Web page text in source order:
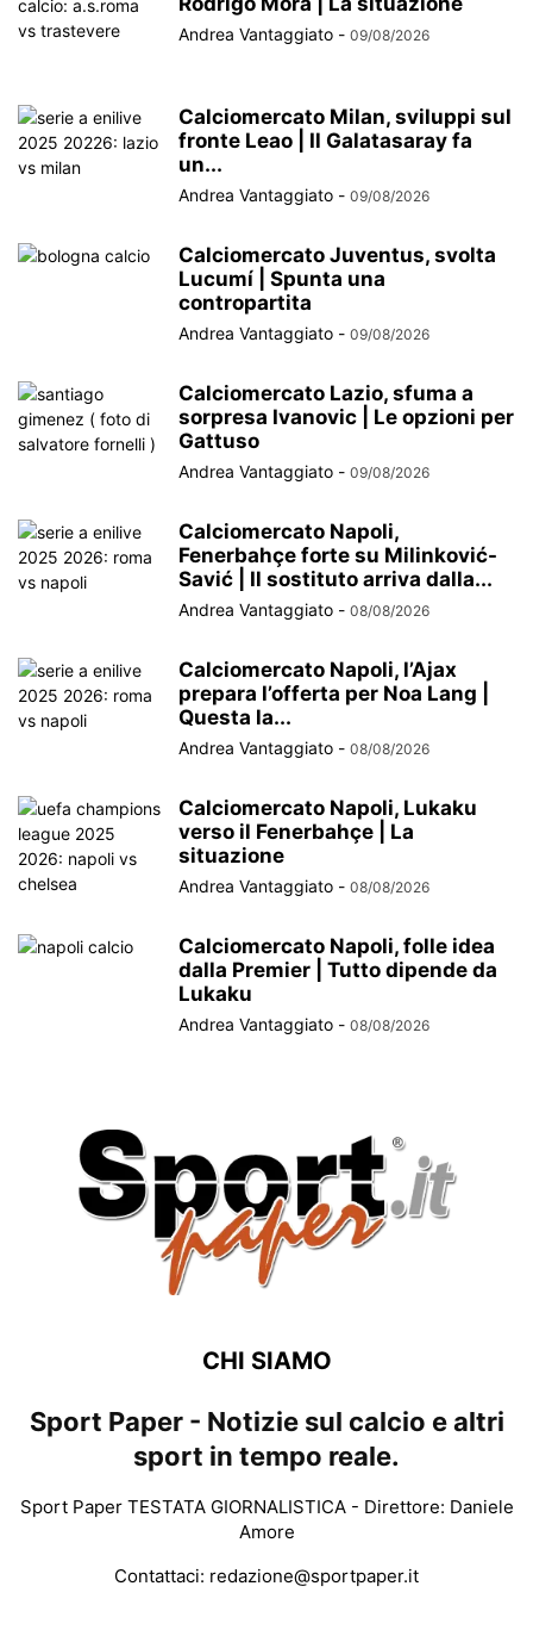
Andrea Vantaggiato - 09/08/2026
Calciomercato Milan, sviluppi sul
fronte Leao | Il Galatasaray fa
un...
Andrea Vantaggiato - 09/08/2026
Calciomercato Juventus, svolta
Lucumí | Spunta una
contropartita
Andrea Vantaggiato - 09/08/2026
Calciomercato Lazio, sfuma a
sorpresa Ivanovic | Le opzioni per
Gattuso
Andrea Vantaggiato - 09/08/2026
Calciomercato Napoli,
Fenerbahçe forte su Milinković-
Savić | Il sostituto arriva dalla...
Andrea Vantaggiato - 08/08/2026
Calciomercato Napoli, l’Ajax
prepara l’offerta per Noa Lang |
Questa la...
Andrea Vantaggiato - 08/08/2026
Calciomercato Napoli, Lukaku
verso il Fenerbahçe | La
situazione
Andrea Vantaggiato - 08/08/2026
Calciomercato Napoli, folle idea
dalla Premier | Tutto dipende da
Lukaku
Andrea Vantaggiato - 08/08/2026
CHI SIAMO
Sport Paper - Notizie sul calcio e altri
sport in tempo reale.
Sport Paper TESTATA GIORNALISTICA - Direttore: Daniele
Amore
Contattaci: redazione@sportpaper.it